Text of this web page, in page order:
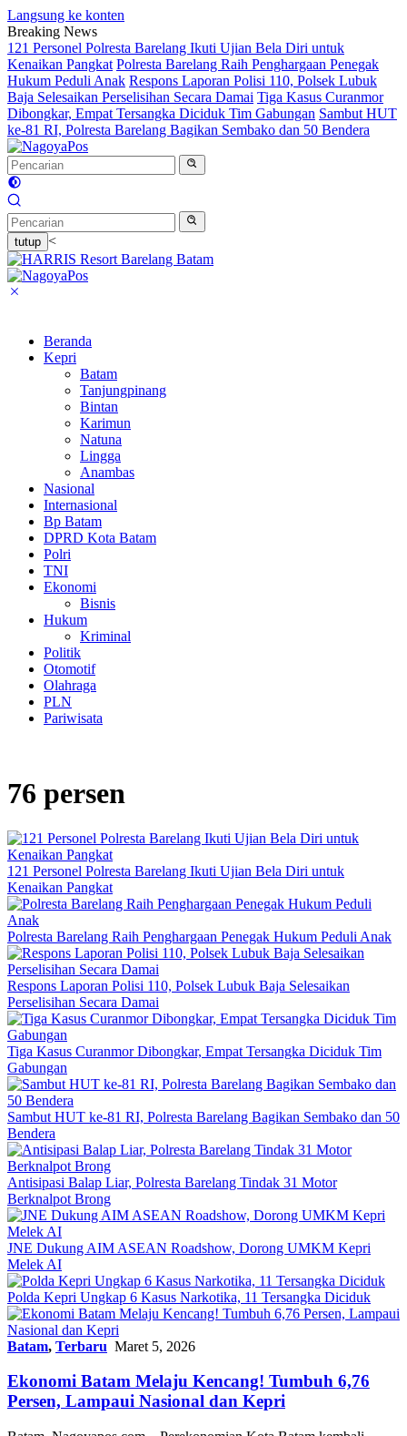
Langsung ke konten
Breaking News
121 Personel Polresta Barelang Ikuti Ujian Bela Diri untuk
Kenaikan Pangkat Polresta Barelang Raih Penghargaan Penegak
Hukum Peduli Anak Respons Laporan Polisi 110, Polsek Lubuk
Baja Selesaikan Perselisihan Secara Damai Tiga Kasus Curanmor
Dibongkar, Empat Tersangka Diciduk Tim Gabungan Sambut HUT
ke-81 RI, Polresta Barelang Bagikan Sembako dan 50 Bendera
tutup <
Beranda
Kepri
Batam
Tanjungpinang
Bintan
Karimun
Natuna
Lingga
Anambas
Nasional
Internasional
Bp Batam
DPRD Kota Batam
Polri
TNI
Ekonomi
Bisnis
Hukum
Kriminal
Politik
Otomotif
Olahraga
PLN
Pariwisata
76 persen
121 Personel Polresta Barelang Ikuti Ujian Bela Diri untuk
Kenaikan Pangkat
Polresta Barelang Raih Penghargaan Penegak Hukum Peduli Anak
Respons Laporan Polisi 110, Polsek Lubuk Baja Selesaikan
Perselisihan Secara Damai
Tiga Kasus Curanmor Dibongkar, Empat Tersangka Diciduk Tim
Gabungan
Sambut HUT ke-81 RI, Polresta Barelang Bagikan Sembako dan 50
Bendera
Antisipasi Balap Liar, Polresta Barelang Tindak 31 Motor
Berknalpot Brong
JNE Dukung AIM ASEAN Roadshow, Dorong UMKM Kepri
Melek AI
Polda Kepri Ungkap 6 Kasus Narkotika, 11 Tersangka Diciduk
Batam, Terbaru Maret 5, 2026
Ekonomi Batam Melaju Kencang! Tumbuh 6,76
Persen, Lampaui Nasional dan Kepri